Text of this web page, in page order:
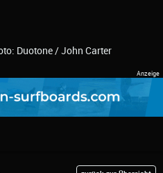
Duotone / John Carter